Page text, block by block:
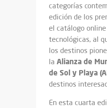
categorías
edición de los
el catálogo
tecnológicas, al
los destinos
la Alianza de
de Sol y Playa
destinos
En esta cuarta